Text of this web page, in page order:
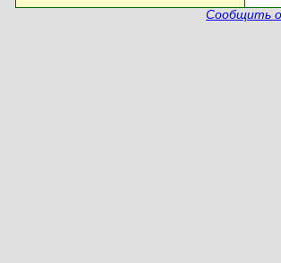
Сообщить о